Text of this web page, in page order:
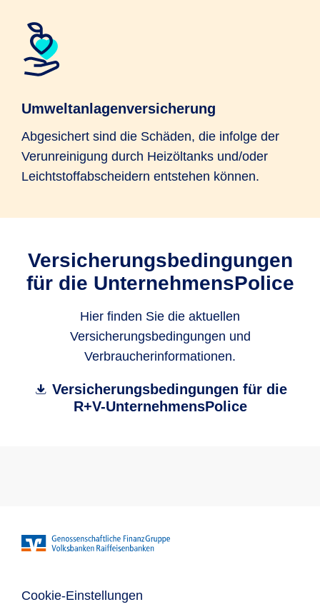
Umweltanlagenversicherung
Abgesichert sind die Schäden, die infolge der
Verunreinigung durch Heizöltanks und/oder
Leichtstoffabscheidern entstehen können.
Versicherungsbedingungen
für die UnternehmensPolice
Hier finden Sie die aktuellen
Versicherungsbedingungen und
Verbraucherinformationen.
Versicherungsbedingungen für die
R+V-UnternehmensPolice
Cookie-Einstellungen